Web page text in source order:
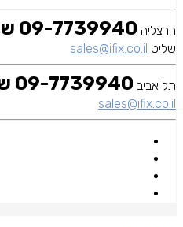
הרצליה 09-7739940 שלוחה 3
שליט sales@ifix.co.il
תל אביב 09-7739940 שלוחה 4
sales@ifix.co.il